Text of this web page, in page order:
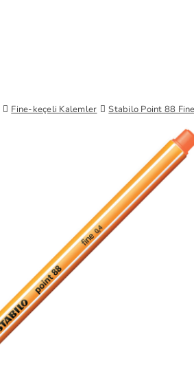
Fine-keçeli Kalemler Stabilo Point 88